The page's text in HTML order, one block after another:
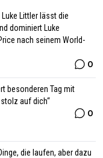
Luke Littler lässt die
dominiert Luke
nach seinem World-
0
besonderen Tag mit
auf dich“
0
die laufen, aber dazu